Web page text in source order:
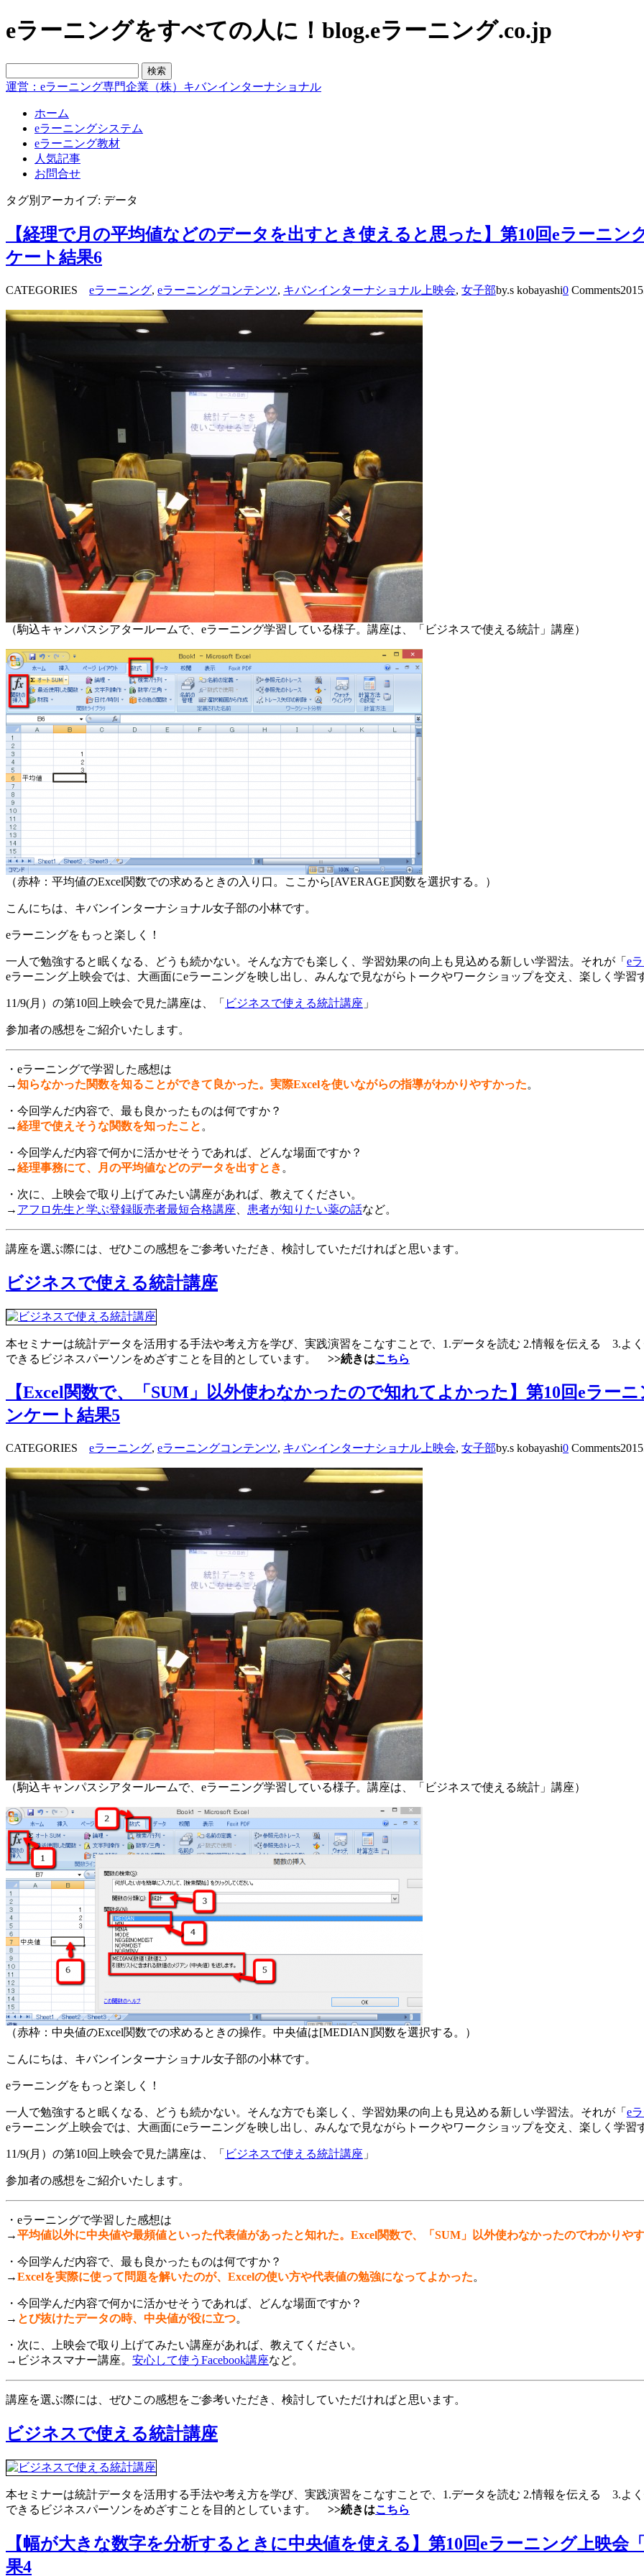
eラーニングをすべての人に！blog.eラーニング.co.jp
運営：eラーニング専門企業（株）キバンインターナショナル
ホーム
eラーニングシステム
eラーニング教材
人気記事
お問合せ
タグ別アーカイブ: データ
【経理で月の平均値などのデータを出すとき使えると思った】第10回eラーニ
ケート結果6
CATEGORIES eラーニング, eラーニングコンテンツ, キバンインターナショナル上映会, 女子部by.s kobayashi0 Comments
（駒込キャンパスシアタールームで、eラーニング学習している様子。講座は、「ビジネスで使える統計」講座）
（赤枠：平均値のExcel関数での求めるときの入り口。ここから[AVERAGE]関数を選択する。）
こんにちは、キバンインターナショナル女子部の小林です。
eラーニングをもっと楽しく！
一人で勉強すると眠くなる、どうも続かない。そんな方でも楽しく、学習効果の向上も見込める新しい学習法。それが「 e
eラーニング上映会では、大画面にeラーニングを映し出し、みんなで見ながらトークやワークショップを交え、楽しく学習
11/9(月）の第10回上映会で見た講座は、「 ビジネスで使える統計講座 」
参加者の感想をご紹介いたします。
・eラーニングで学習した感想は
→知らなかった関数を知ることができて良かった。実際Excelを使いながらの指導がわかりやすかった。
・今回学んだ内容で、最も良かったものは何ですか？
→経理で使えそうな関数を知ったこと 。
・今回学んだ内容で何かに活かせそうであれば、どんな場面ですか？
→経理事務にて、月の平均値などのデータを出すとき 。
・次に、上映会で取り上げてみたい講座があれば、教えてください。
→ アフロ先生と学ぶ登録販売者最短合格講座 患者が知りたい薬の話など。
講座を選ぶ際には、ぜひこの感想をご参考いただき、検討していただければと思います。
ビジネスで使える統計講座
本セミナーは統計データを活用する手法や考え方を学び、実践演習をこなすことで、1.データを読む 2.情報を伝える 3.
できるビジネスパーソンをめざすことを目的としています。 >>続きはこちら
【Excel関数で、「SUM」以外使わなかったので知れてよかった】第10回eラー
ンケート結果5
CATEGORIES eラーニング, eラーニングコンテンツ, キバンインターナショナル上映会, 女子部by.s kobayashi0 Comments
（駒込キャンパスシアタールームで、eラーニング学習している様子。講座は、「ビジネスで使える統計」講座）
（赤枠：中央値のExcel関数での求めるときの操作。中央値は[MEDIAN]関数を選択する。）
こんにちは、キバンインターナショナル女子部の小林です。
eラーニングをもっと楽しく！
一人で勉強すると眠くなる、どうも続かない。そんな方でも楽しく、学習効果の向上も見込める新しい学習法。それが「 e
eラーニング上映会では、大画面にeラーニングを映し出し、みんなで見ながらトークやワークショップを交え、楽しく学習
11/9(月）の第10回上映会で見た講座は、「 ビジネスで使える統計講座 」
参加者の感想をご紹介いたします。
・eラーニングで学習した感想は
→平均値以外に中央値や最頻値といった代表値があったと知れた。Excel関数で、「SUM」以外使わなかったのでわかりや
・今回学んだ内容で、最も良かったものは何ですか？
→Excelを実際に使って問題を解いたのが、Excelの使い方や代表値の勉強になってよかった。
・今回学んだ内容で何かに活かせそうであれば、どんな場面ですか？
→ とび抜けたデータの時、中央値が役に立つ。
・次に、上映会で取り上げてみたい講座があれば、教えてください。
→ビジネスマナー講座。 安心して使うFacebook講座など。
講座を選ぶ際には、ぜひこの感想をご参考いただき、検討していただければと思います。
ビジネスで使える統計講座
本セミナーは統計データを活用する手法や考え方を学び、実践演習をこなすことで、1.データを読む 2.情報を伝える 3.
できるビジネスパーソンをめざすことを目的としています。 >>続きはこちら
【幅が大きな数字を分析するときに中央値を使える】第10回eラーニング上映
果4